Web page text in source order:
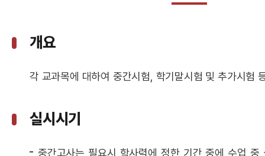
개요
각 교과목에 대하여 중간시험, 학기말시험 및 추가시험
실시시기
중간고사는 필요시 학사력에 정한 기간 중에 수업 중